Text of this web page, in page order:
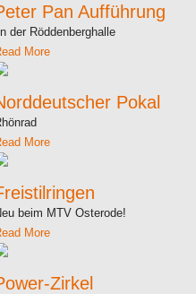
Pan Aufführung
der Röddenberghalle
More
Pokal
More
beim MTV Osterode!
More
Zirkel